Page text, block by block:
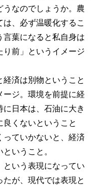
うなのでしょうか。農
、必ず温暖化するこ
言葉になると私自身は
り前」というイメージ
経済は別物ということ
ージ。環境を前提に経
日本は、石油に大き
良くないということ
っていかないと、経済
いうこと。
という表現になってい
が、現代では表現と